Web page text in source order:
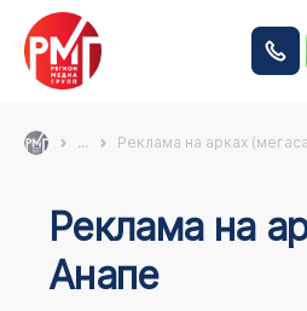
... Реклама на арках
Реклама на
Анапе